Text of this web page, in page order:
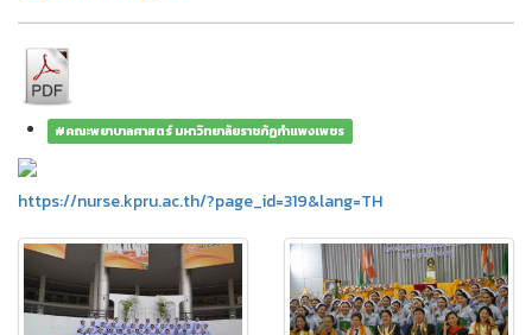
#คณะพยาบาลศาสตร์ มหาวิทยาลัยราชภัฏกำแพงเพชร
https://nurse.kpru.ac.th/?page_id=319&lang=TH